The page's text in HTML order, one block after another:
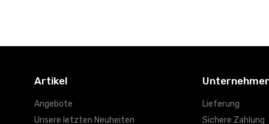
Artikel
Angebote
Unsere letzten Neuheiten
Lieferung
Sichere Zahlung